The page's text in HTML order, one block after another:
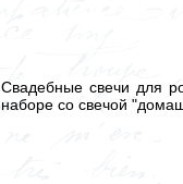
Свадебные свечи для
наборе со свечой